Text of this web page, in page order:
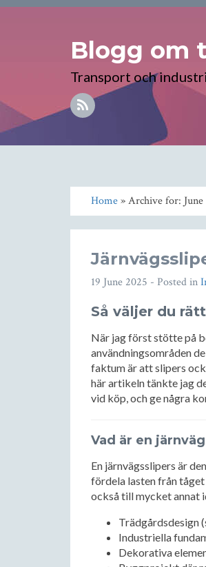
Blogg om
Transport och industri
Home» Archive for: June
19 June 2025 - Posted in
Så väljer du
När jag först stötte på
användningsområden
faktum är att slipers
här artikeln tänkte jag
vid köp, och ge några
Vad är en
En järnvägsslipers är
fördela lasten från
också till mycket annat
Trädgårdsdesign
Industriella
Dekorativa